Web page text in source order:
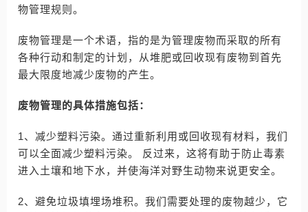
物管理规则。
废物管理是一个术语，指的是为管理废物而采取的所有
各种行动和制定的计划，从堆肥或回收现有废物到首先
最大限度地减少废物的产生。
废物管理的具体措施包括：
1、减少塑料污染。通过重新利用或回收现有材料，我们
可以全面减少塑料污染。 反过来，这将有助于防止毒素
进入土壤和地下水，并使海洋对野生动物来说更安全。
2、避免垃圾填埋场堆积。我们需要处理的废物越少，它